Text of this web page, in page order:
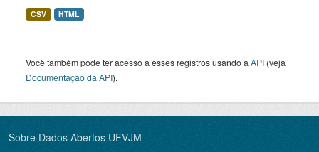
CSV HTML
Você também pode ter acesso a esses registros usando a API (veja
Documentação da API).
Sobre Dados Abertos UFVJM